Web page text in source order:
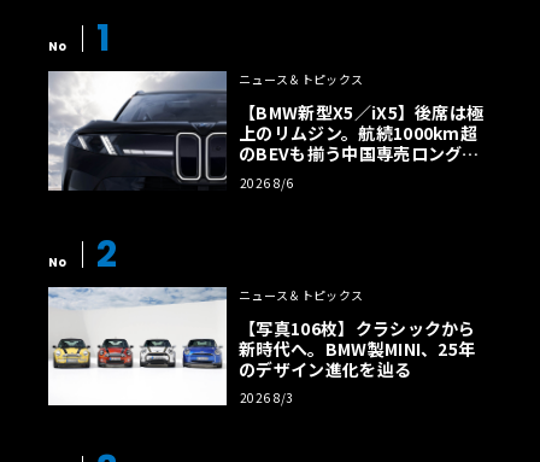
No 1
ニュース＆トピックス
【BMW新型X5／iX5】後席は極
上のリムジン。航続1000km超
のBEVも揃う中国専売ロング仕
様の全貌
2026 8/6
No 2
ニュース＆トピックス
【写真106枚】クラシックから
新時代へ。BMW製MINI、25年
のデザイン進化を辿る
2026 8/3